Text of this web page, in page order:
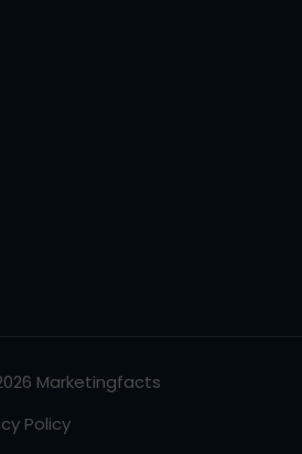
Marketingfacts
Policy